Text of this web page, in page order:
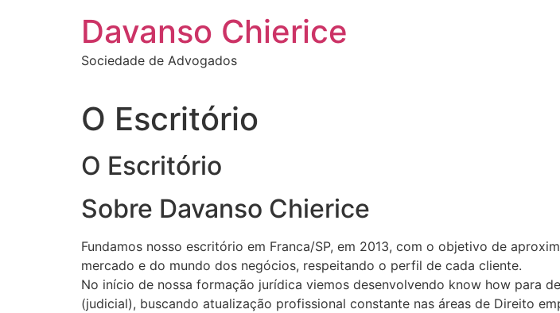
Davanso Chierice
Sociedade de Advogados
O Escritório
O Escritório
Sobre Davanso Chierice
Fundamos nosso escritório em Franca/SP, em 2013, com o objetivo de
mercado e do mundo dos negócios, respeitando o perfil de cada cliente.
No início de nossa formação jurídica viemos desenvolvendo know how para
(judicial), buscando atualização profissional constante nas áreas de Direito